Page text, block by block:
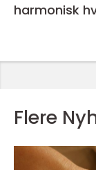
harmonisk
Flere